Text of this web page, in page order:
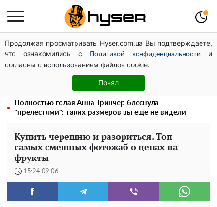
Продолжая просматривать Hyser.com.ua Вы подтверждаете,
что ознакомились с
Политикой конфиденциальности
и
согласны с использованием файлов cookie.
Понял
Дроны с наценкой: Александр Конотопский вывел
миллионы оборонного бюджета через фиктивную
фирму в Эстонии
Елена Тополя слив видео – это далеко не все:
фронтмен "Антитела" Тарас Тополя стал следующим
Полностью голая Анна Тринчер блеснула
"прелестями": таких размеров вы еще не видели
Купить черешню и разориться. Топ
самых смешных фотожаб о ценах на
фрукты
15:24 09.06